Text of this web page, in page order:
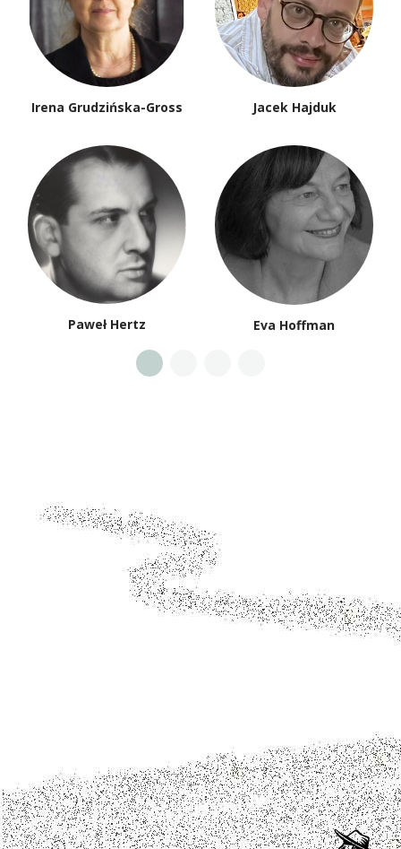
Irena Grudzińska-Gross Jacek Hajduk
Paweł Hertz Eva Hoffman